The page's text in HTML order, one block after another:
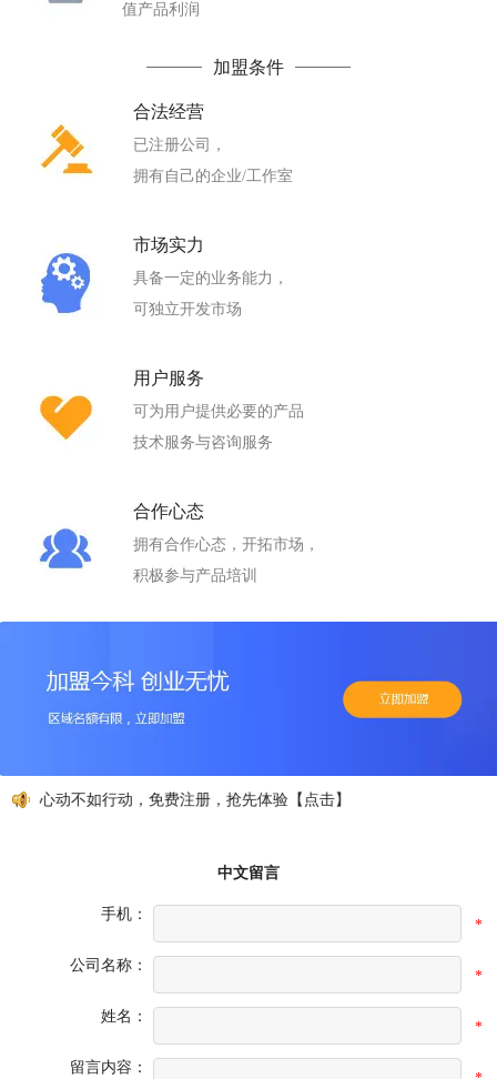
值产品利润
加盟条件
合法经营
已注册公司，
拥有自己的企业/工作室
市场实力
具备一定的业务能力，
可独立开发市场
用户服务
可为用户提供必要的产品
技术服务与咨询服务
合作心态
拥有合作心态，开拓市场，
积极参与产品培训
心动不如行动，免费注册，抢先体验【点击】
中文留言
手机：
*
公司名称：
*
姓名：
*
留言内容：